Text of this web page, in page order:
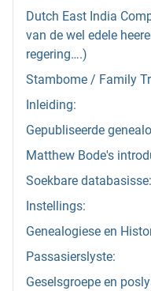
Dutch East India
van de wel edele
regering….)
Stambome / Family
Inleiding:
Gepubliseerde
Matthew Bode's
Soekbare databasisse:
Instellings:
Genealogiese en
Passasierslyste:
Geselsgroepe en